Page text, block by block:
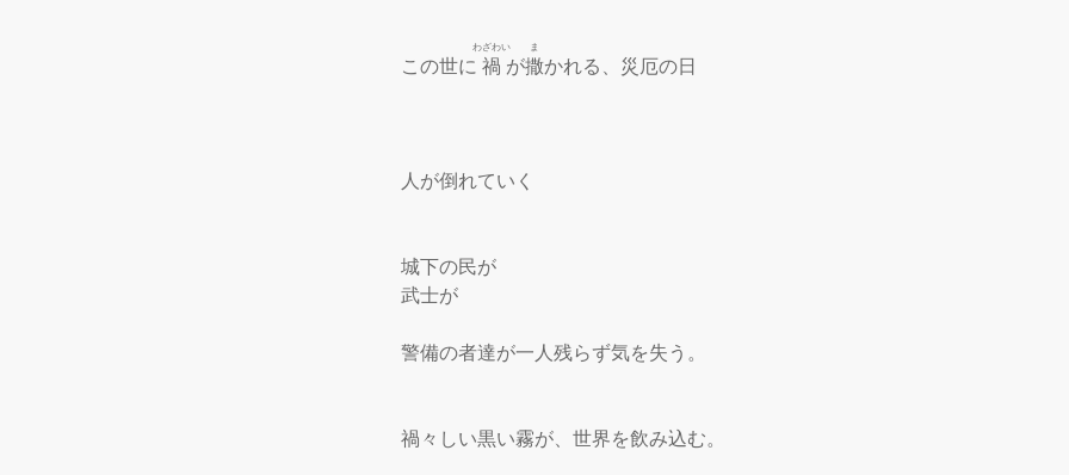
この世に 禍
わざわい
が撒
ま
かれる、災厄の日
人が倒れていく
城下の民が
武士が
警備の者達が一人残らず気を失う。
禍々しい黒い霧が、世界を飲み込む。